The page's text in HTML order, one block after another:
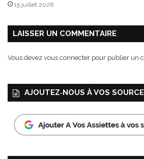
15 juillet 2026
LAISSER UN COMMENTAIRE
Vous devez vous connecter pour publier un
AJOUTEZ‑NOUS À VOS